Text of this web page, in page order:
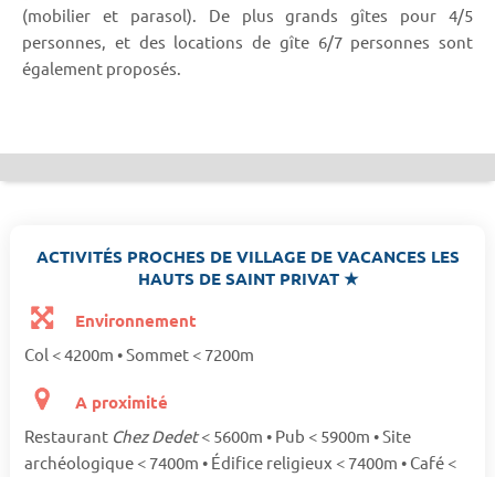
(mobilier et parasol). De plus grands gîtes pour 4/5
personnes, et des locations de gîte 6/7 personnes sont
également proposés.
ACTIVITÉS PROCHES DE VILLAGE DE VACANCES LES
HAUTS DE SAINT PRIVAT ★
Environnement
Col < 4200m • Sommet < 7200m
A proximité
Restaurant Chez Dedet< 5600m • Pub < 5900m • Site
archéologique < 7400m • Édifice religieux < 7400m • Café <